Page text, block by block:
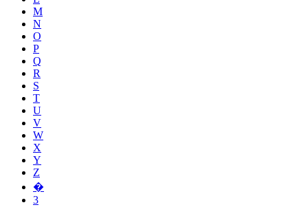
M
N
O
P
Q
R
S
T
U
V
W
X
Y
Z
�
3